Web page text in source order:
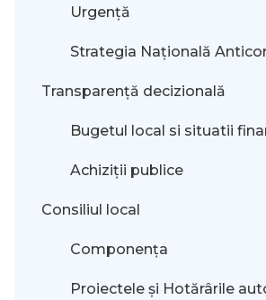
Urgență
Strategia Națională
Transparență decizională
Bugetul local si situatii
Achiziții publice
Consiliul local
Componența
Proiectele și Hotărârile